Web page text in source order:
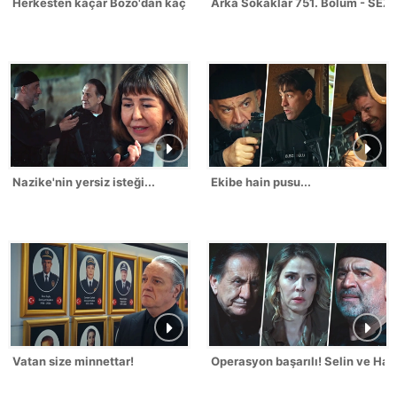
Herkesten kaçar Bozo'dan kaçmaz!Arka Sokaklar 751. Bölüm -
Nazike'nin yersiz isteği... Ekibe hain pusu...
Vatan size minnettar! Operasyon başarılı! Selin ve